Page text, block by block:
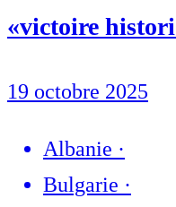
«victoire
19 octobre 2025
Albanie ·
Bulgarie ·